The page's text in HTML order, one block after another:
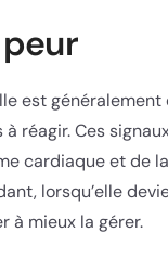
est
réagir. Ces
cardiaque et de
lorsqu’elle
à mieux la gérer.